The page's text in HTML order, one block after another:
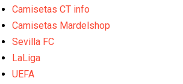
Camisetas CT info
Camisetas Mardelshop
Sevilla FC
LaLiga
UEFA